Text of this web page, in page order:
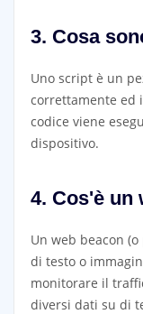
3. Cosa
Uno script è un
correttamente ed
codice viene
dispositivo.
4. Cos'è un
Un web beacon
di testo o
monitorare il
diversi dati su di